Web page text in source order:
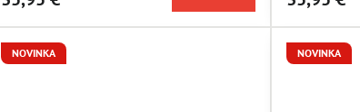
NOVINKA NOVINKA